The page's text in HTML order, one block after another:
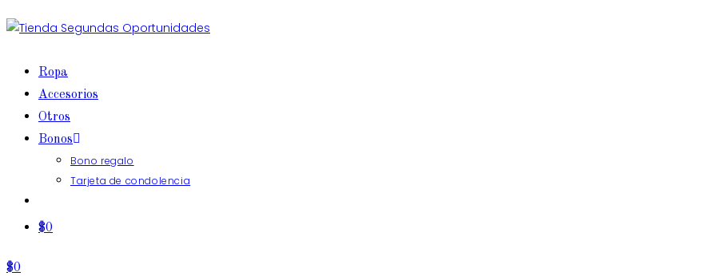
Ir
al
Ropa
Accesorios
Otros
Bonos
Bono regalo
Tarjeta de condolencia
$0
$0